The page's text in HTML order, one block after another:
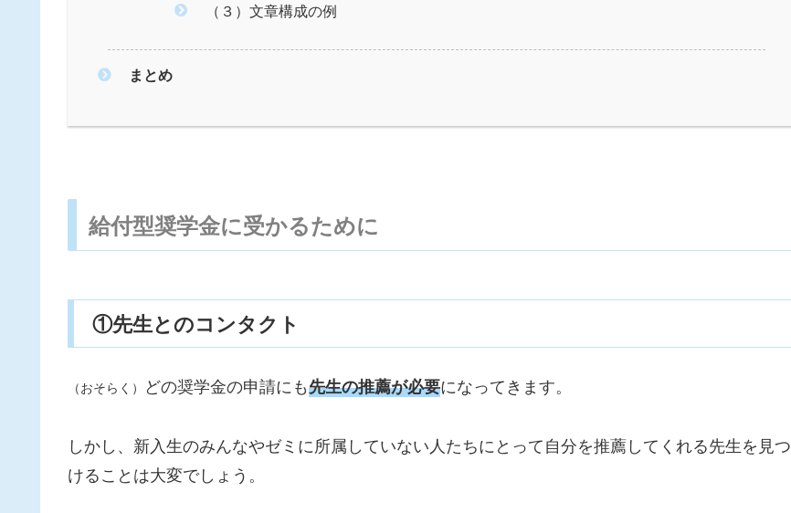
（３）文章構成の例
まとめ
給付型奨学金に受かるために
①先生とのコンタクト
（おそらく） どの奨学金の申請にも先生の推薦が必要になってきます。
しかし、新入生のみんなやゼミに所属していない人たちにとって自分を推薦してくれる先生を見つ
けることは大変でしょう。